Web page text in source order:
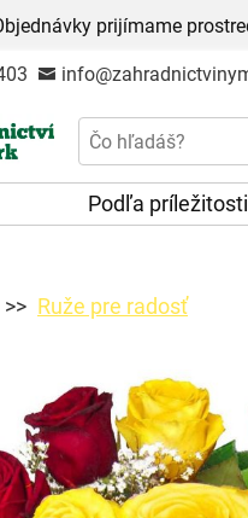
prijímame
Podľa príležitosti
Ruže pre radosť